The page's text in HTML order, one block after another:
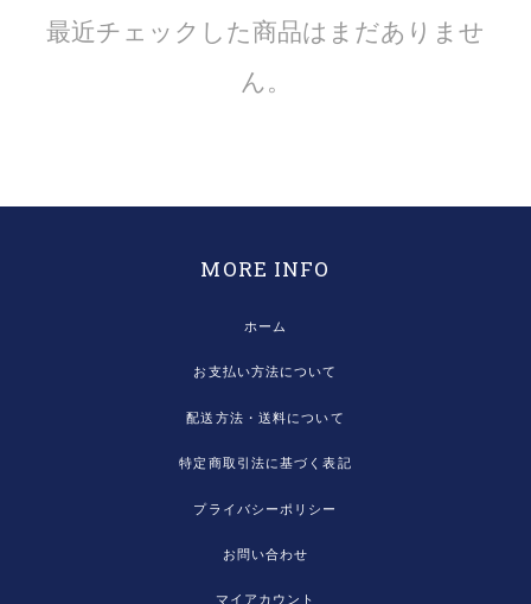
最近チェックした商品はまだありませ
ん。
MORE INFO
ホーム
お支払い方法について
配送方法・送料について
特定商取引法に基づく表記
プライバシーポリシー
お問い合わせ
マイアカウント